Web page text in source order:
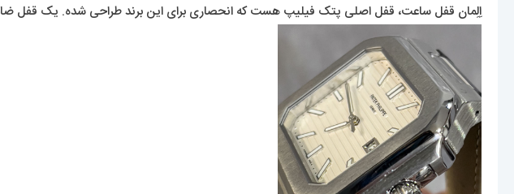
اِلِمان قفل ساعت، قفل اصلی پتک فیلیپ هست که انحصاری برای این برند طراحی شده. یک قفل